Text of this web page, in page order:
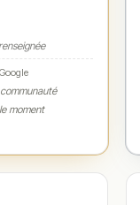
moment